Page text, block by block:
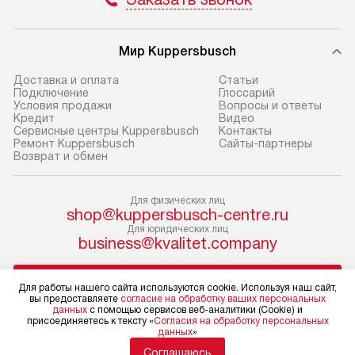
доставки доставит упакованный
прибор до двери или прихожей.
Если необходимо переместить
пожалуйста, предварительно
уточните это с менеджером.
За данную услугу взимается
дополнительная плата. Важно
учитывать, что если размеры
через дверной проем, сотрудники
транспортной службы не могут
демонтировать дверцы, ручки или
в гарантийном ремонте в будущем.
Перед заказом удостоверьтесь, что
сможете переместить прибор
Готовые
от категории,
установленной
к воде, крана и
слива.
соединение
монтаж техники
коммуникациям,
и консультацию
Мир Kuppersbusch
Доставка и оплата
Подключение
Условия продажи
Кредит
Сервисные центры Kuppersbusch
Ремонт Kuppersbusch
Возврат и обмен
Cтатьи
Глоссарий
Вопросы и ответы
Видео
Контакты
Сайты-партнеры
Для физических лиц
shop@kuppersbusch-centre.ru
Для юридических лиц
business@kvalitet.company
Политика конфиденциальности
Условия продажи
Карта сайта
Для работы нашего сайта используются cookie. Используя наш сайт,
вы предоставляете согласие на обработку ваших персональных
данных с помощью сервисов веб-аналитики (Cookie) и
присоединяетесь к тексту «Согласия на обработку персональных
данных»